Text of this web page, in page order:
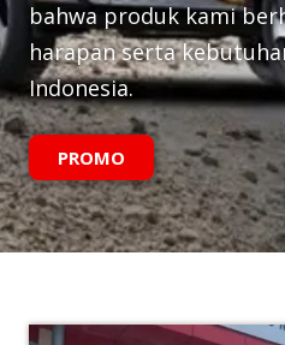
bahwa produk kami
harapan serta
Indonesia.
PROMO